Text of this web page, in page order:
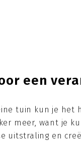
een
tuin kun je het
meer, want je
uitstraling en